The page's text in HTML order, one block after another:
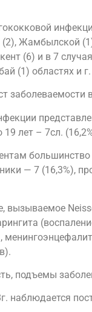
Жамбылской
(6) и в 7
(1) областях и
заболеваемости
19 лет – 7сл.
— 7 (16,3%),
вызываемое
подъемы
наблюдается